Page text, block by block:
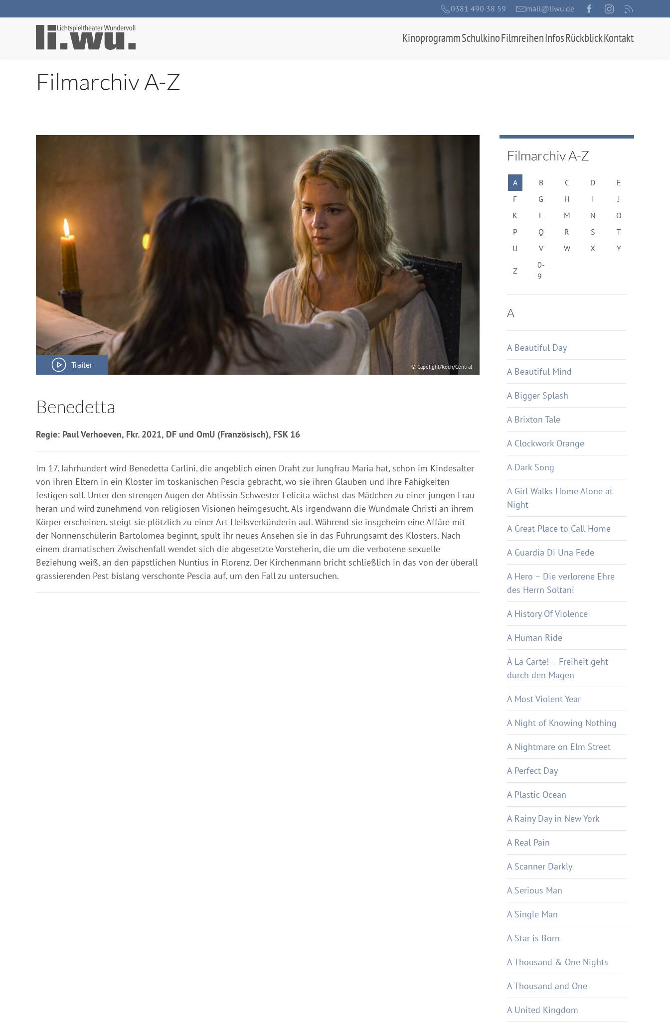
0381 490 38 59 mail@liwu.de
KinoprogrammSchulkinoFilmreihenInfosRückblickKontakt
Filmarchiv A-Z
Trailer © Capelight/Koch/Central
Benedetta
Regie: Paul Verhoeven, Fkr. 2021, DF und OmU (Französisch), FSK 16
Im 17. Jahrhundert wird Benedetta Carlini, die angeblich einen Draht zur Jungfrau Maria hat, schon im Kindesalter
von ihren Eltern in ein Kloster im toskanischen Pescia gebracht, wo sie ihren Glauben und ihre Fähigkeiten
festigen soll. Unter den strengen Augen der Äbtissin Schwester Felicita wächst das Mädchen zu einer jungen Frau
heran und wird zunehmend von religiösen Visionen heimgesucht. Als irgendwann die Wundmale Christi an ihrem
Körper erscheinen, steigt sie plötzlich zu einer Art Heilsverkünderin auf. Während sie insgeheim eine Affäre mit
der Nonnenschülerin Bartolomea beginnt, spült ihr neues Ansehen sie in das Führungsamt des Klosters. Nach
einem dramatischen Zwischenfall wendet sich die abgesetzte Vorsteherin, die um die verbotene sexuelle
Beziehung weiß, an den päpstlichen Nuntius in Florenz. Der Kirchenmann bricht schließlich in das von der überall
grassierenden Pest bislang verschonte Pescia auf, um den Fall zu untersuchen.
Filmarchiv A-Z
A B C D
E
F
G H I
J
K
L M N
O
P
Q R S
T
U
V W X Y
Z
0-
9
A
A Beautiful Day
A Beautiful Mind
A Bigger Splash
A Brixton Tale
A Clockwork Orange
A Dark Song
A Girl Walks Home Alone at
Night
A Great Place to Call Home
A Guardia Di Una Fede
A Hero – Die verlorene Ehre
des Herrn Soltani
A History Of Violence
A Human Ride
À La Carte! – Freiheit geht
durch den Magen
A Most Violent Year
A Night of Knowing Nothing
A Nightmare on Elm Street
A Perfect Day
A Plastic Ocean
A Rainy Day in New York
A Real Pain
A Scanner Darkly
A Serious Man
A Single Man
A Star is Born
A Thousand & One Nights
A Thousand and One
A United Kingdom